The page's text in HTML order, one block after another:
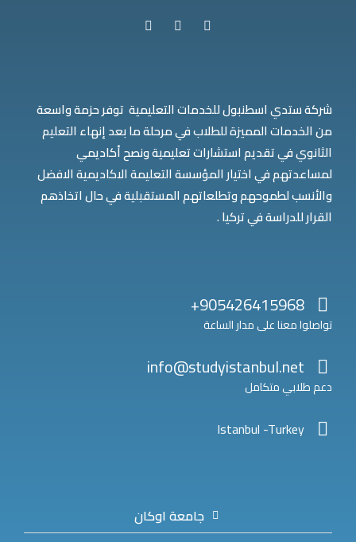
شركة ستدي اسطنبول للخدمات التعليمية توفر حزمة واسعة
من الخدمات المميزة للطلاب في مرحلة ما بعد إنهاء التعليم
الثانوي في تقديم استشارات تعليمية ونصح أكاديمي
لمساعدتهم في اختيار المؤسسة التعليمة الاكاديمية الافضل
والأنسب لطموحهم وتطلعاتهم المستقبلية في حال اتخاذهم
القرار للدراسة في تركيا .
905426415968+
تواصلوا معنا على مدار الساعة
info@studyistanbul.net
دعم طلابي متكامل
Istanbul -Turkey
جامعة اوكان